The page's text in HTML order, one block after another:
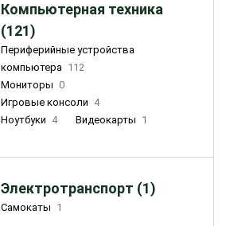
Компьютерная техника
(121)
Периферийные устройства
компьютера 112
Мониторы 0
Игровые консоли 4
Ноутбуки 4 Видеокарты 1
Электротранспорт (1)
Самокаты 1